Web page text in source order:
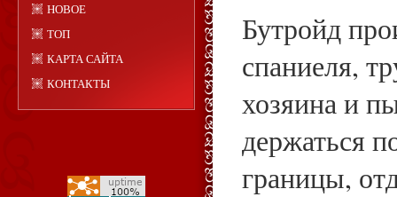
НОВОЕ
ТОП
КАРТА САЙТА
КОНТАКТЫ
Бутройд
спаниеля,
хозяина и
держаться
границы,